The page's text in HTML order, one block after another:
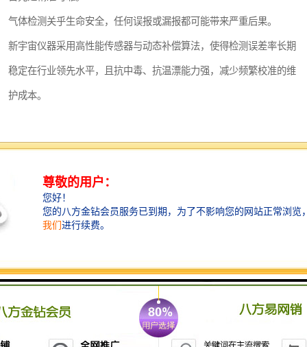
气体检测关乎生命安全，任何误报或漏报都可能带来严重后果。
新宇宙仪器采用高性能传感器与动态补偿算法，使得检测误差率长期
稳定在行业领先水平，且抗中毒、抗温漂能力强，减少频繁校准的维
护成本。
其次是服务保障。